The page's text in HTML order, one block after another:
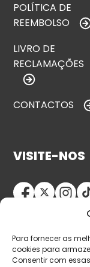
Para fornecer as
cookies para
Consentir com
POLÍTICA DE
REEMBOLSO
LIVRO DE
RECLAMAÇÕES
CONTACTOS
VISITE-NOS